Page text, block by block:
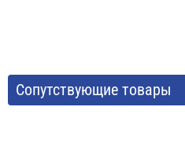
Сопутствующие товары